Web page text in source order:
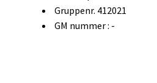
Gruppenr. 412021
GM nummer : -